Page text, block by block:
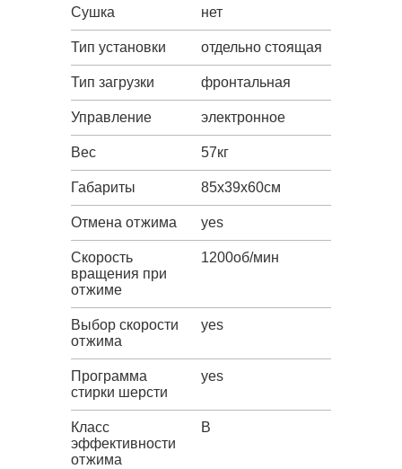
Сушка нет
Тип установки отдельно стоящая
Тип загрузки фронтальная
Управление электронное
Вес 57кг
Габариты 85х39х60см
Отмена отжима yes
Скорость
вращения при
отжиме
1200об/мин
Выбор скорости
отжима
yes
Программа
стирки шерсти
yes
Класс
эффективности
отжима
B